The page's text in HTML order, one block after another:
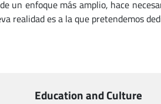
un enfoque más amplio, hace
realidad es a la que pretendemos
Education and Culture